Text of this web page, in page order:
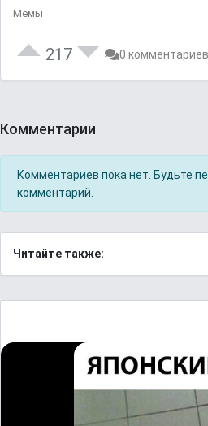
Мемы
217 0 комментариев
Комментарии
Комментариев пока нет. Будьте
комментарий.
Читайте также: